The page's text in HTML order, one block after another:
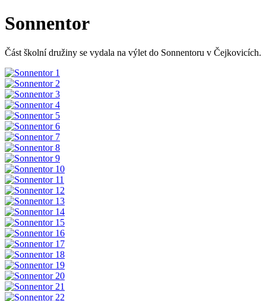
Sonnentor
Část školní družiny se vydala na výlet do Sonnentoru v Čejkovicích.